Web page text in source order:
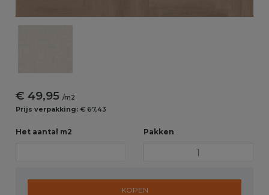
€ 49,95/m2
Prijs verpakking: € 67,43
Het aantal m2 Pakken
KOPEN